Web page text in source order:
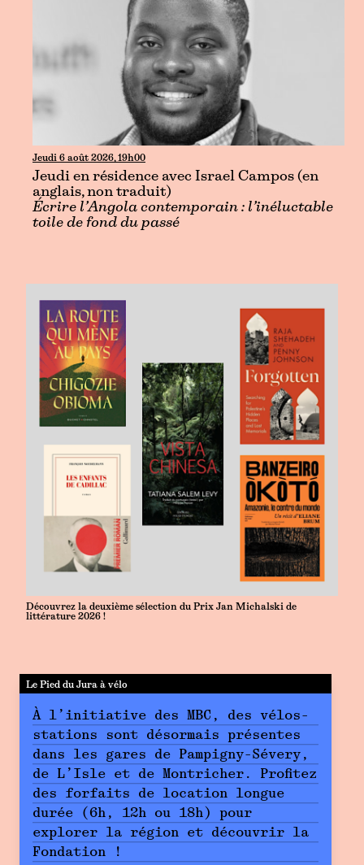
Jeudi 6 août 2026, 19h00
Jeudi en résidence avec Israel Campos (en
anglais, non traduit)
Écrire l’Angola contemporain : l’inéluctable
toile de fond du passé
Découvrez la deuxième sélection du Prix Jan Michalski de
littérature 2026 !
Le Pied du Jura à vélo
À l’initiative des MBC, des vélos-
stations sont désormais présentes
dans les gares de Pampigny-Sévery,
de L’Isle et de Montricher. Profitez
des forfaits de location longue
durée (6h, 12h ou 18h) pour
explorer la région et découvrir la
Fondation !